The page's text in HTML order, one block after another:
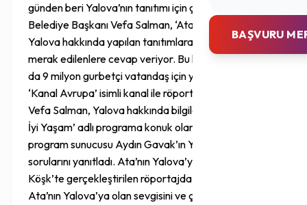
BAŞVURU
günden beri Yalova’nın tanıtımı için çalışmalar yürüten
Belediye Başkanı Vefa Salman, ‘Atatürk’ün Kenti’
Yalova hakkında yapılan tanıtımlara bizzat katılarak
merak edilenlere cevap veriyor. Bu kapsamda Avrupa
da 9 milyon gurbetçi vatandaş için yayınlarını sürdüren
‘Kanal Avrupa’ isimli kanal ile röportaj yapan Başkan
Vefa Salman, Yalova hakkında bilgiler aktardı. ‘Daha
İyi Yaşam’ adlı programa konuk olan Başkan Salman,
program sunucusu Aydın Gavak’ın Yalova hakkında ki
sorularını yanıtladı. Ata’nın Yalova’ya mirası Yürüyen
Köşk’te gerçekleştirilen röportajda Başkan Salman,
Ata’nın Yalova’ya olan sevgisini ve çevreciliğin